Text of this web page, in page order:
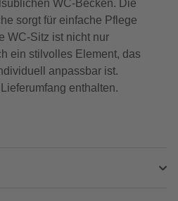
WC-Becken. Die
sorgt für einfache Pflege
WC-Sitz ist nicht nur
ein stilvolles Element, das
anpassbar ist.
enthalten.